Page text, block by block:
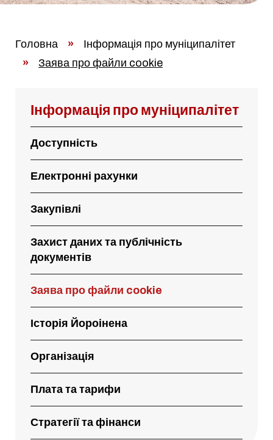
Головна »
Інформація про муніципалітет
»
Заява про файли cookie
Інформація про муніципалітет
Доступність
Електронні рахунки
Закупівлі
Захист даних та публічність
документів
Заява про файли cookie
Історія Йороінена
Організація
Плата та тарифи
Стратегії та фінанси